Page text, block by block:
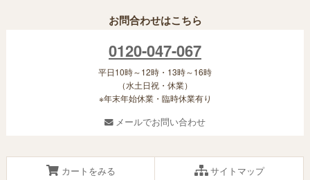
お問合わせはこちら
0120-047-067
平日10時～12時・13時～16時
（水土日祝・休業）
※年末年始休業・臨時休業有り
メールでお問い合わせ
カートをみる サイトマップ